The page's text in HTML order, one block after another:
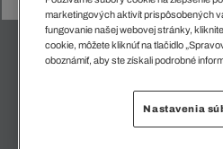
marketingových aktivít prispôsobených
fungovanie našej webovej stránky,
cookie, môžete kliknúť na tlačidlo
oboznámiť, aby ste získali podrobné
Nastavenia